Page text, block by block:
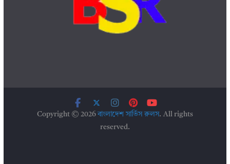
Copyright © 2026বাংলাদেশ সার্ভিস রুলস. All rights
reserved.